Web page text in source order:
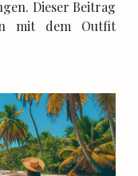
Dieser Beitrag
mit dem Outfit